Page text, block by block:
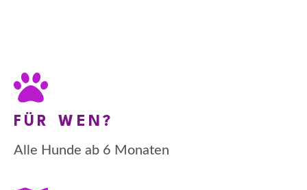
FÜR WEN?
Alle Hunde ab 6 Monaten